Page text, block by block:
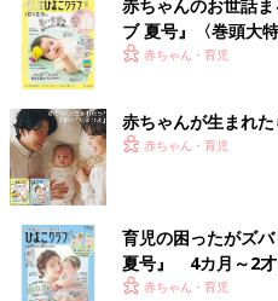
赤ちゃんのお世話
ブ 夏号』〈巻頭大
く！ おっぱい・ミ
赤ちゃん・育児
赤ちゃんが生まれた
赤ちゃん・育児
育児の困ったがズ
夏号』 4カ月～2才
いっぱい！
赤ちゃん・育児